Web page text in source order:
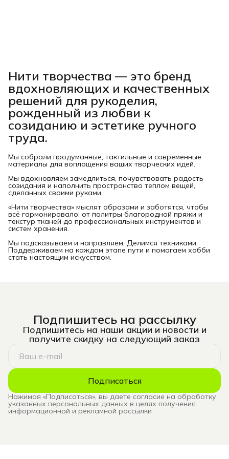
Нити творчества — это бренд
вдохновляющих и качественных
решений для рукоделия,
рожденный из любви к
созиданию и эстетике ручного
труда.
Мы собрали продуманные, тактильные и современные
материалы для воплощения ваших творческих идей.
Мы вдохновляем замедлиться, почувствовать радость
созидания и наполнить пространство теплом вещей,
сделанных своими руками.
«Нити творчества» мыслят образами и заботятся, чтобы
всё гармонировало: от палитры благородной пряжи и
текстур тканей до профессиональных инструментов и
систем хранения.
Мы подсказываем и направляем. Делимся техниками.
Поддерживаем на каждом этапе пути и помогаем хобби
стать настоящим искусством.
Подпишитесь на рассылку
Подпишитесь на наши акции и новости и
получите скидку на следующий заказ
Подписаться
Нажимая «Подписаться», вы даете согласие на обработку
указанных персональных данных в целях получения
информационной и рекламной рассылки